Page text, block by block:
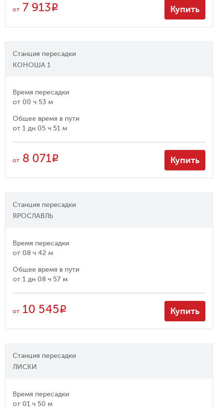
от 7 913R Купить
Станция пересадки
КОНОША 1
Время пересадки
от 00 ч 53 м
Общее время в пути
от 1 дн 05 ч 51 м
от 8 071R Купить
Станция пересадки
ЯРОСЛАВЛЬ
Время пересадки
от 08 ч 42 м
Общее время в пути
от 1 дн 08 ч 57 м
от 10 545R Купить
Станция пересадки
ЛИСКИ
Время пересадки
от 01 ч 50 м